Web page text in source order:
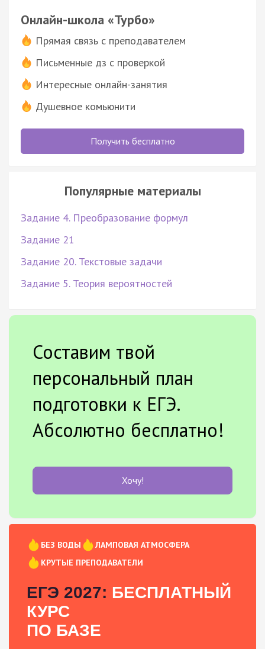
Онлайн-школа «Турбо»
Прямая связь с преподавателем
Письменные дз с проверкой
Интересные онлайн-занятия
Душевное комьюнити
Получить бесплатно
Популярные материалы
Задание 4. Преобразование формул
Задание 21
Задание 20. Текстовые задачи
Задание 5. Теория вероятностей
Составим твой
персональный план
подготовки к ЕГЭ.
Абсолютно бесплатно!
Хочу!
БЕЗ ВОДЫ
ЛАМПОВАЯ АТМОСФЕРА
КРУТЫЕ ПРЕПОДАВАТЕЛИ
ЕГЭ 2027: БЕСПЛАТНЫЙ
КУРС
ПО БАЗЕ